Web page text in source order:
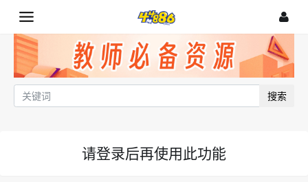
搜索
请登录后再使用此功能